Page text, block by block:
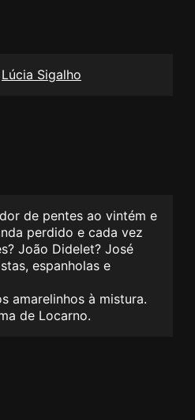
Lúcia Sigalho
de pentes ao vintém e
perdido e cada vez
João Didelet? José
espanholas e
amarelinhos à mistura.
de Locarno.